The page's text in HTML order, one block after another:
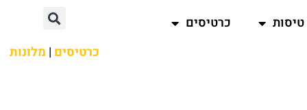
טיסות
כרטיסים
כרטיסים | מלונות